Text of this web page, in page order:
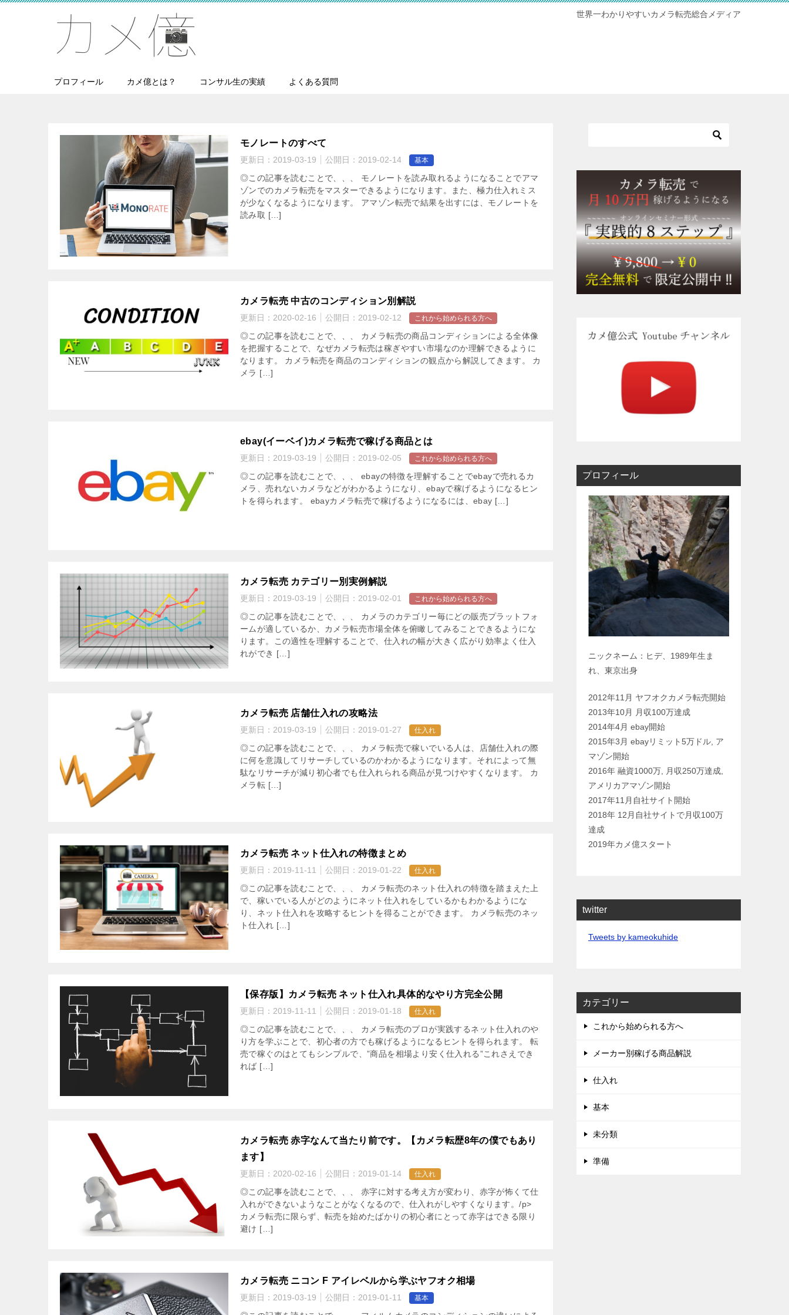
世界一わかりやすいカメラ転売総合メディア
プロフィール カメ億とは？ コンサル生の実績 よくある質問
モノレートのすべて
更新日： 2019-03-19 公開日： 2019-02-14 基本
◎この記事を読むことで、、、 モノレートを読み取れるようになることでアマ
ゾンでのカメラ転売をマスターできるようになります。また、極力仕入れミス
が少なくなるようになります。 アマゾン転売で結果を出すには、モノレートを
読み取 […]
カメラ転売 中古のコンディション別解説
更新日： 2020-02-16 公開日： 2019-02-12 これから始められる方へ
◎この記事を読むことで、、、 カメラ転売の商品コンディションによる全体像
を把握することで、なぜカメラ転売は稼ぎやすい市場なのか理解できるように
なります。 カメラ転売を商品のコンディションの観点から解説してきます。 カ
メラ […]
ebay(イーベイ)カメラ転売で稼げる商品とは
更新日： 2019-03-19 公開日： 2019-02-05 これから始められる方へ
◎この記事を読むことで、、、 ebayの特徴を理解することでebayで売れるカ
メラ、売れないカメラなどがわかるようになり、ebayで稼げるようになるヒン
トを得られます。 ebayカメラ転売で稼げるようになるには、ebay […]
カメラ転売 カテゴリー別実例解説
更新日： 2019-03-19 公開日： 2019-02-01 これから始められる方へ
◎この記事を読むことで、、、 カメラのカテゴリー毎にどの販売プラットフォ
ームが適しているか、カメラ転売市場全体を俯瞰してみることできるようにな
ります。この適性を理解することで、仕入れの幅が大きく広がり効率よく仕入
れができ […]
カメラ転売 店舗仕入れの攻略法
更新日： 2019-03-19 公開日： 2019-01-27 仕入れ
◎この記事を読むことで、、、 カメラ転売で稼いでいる人は、店舗仕入れの際
に何を意識してリサーチしているのかわかるようになります。それによって無
駄なリサーチが減り初心者でも仕入れられる商品が見つけやすくなります。 カ
メラ転 […]
カメラ転売 ネット仕入れの特徴まとめ
更新日： 2019-11-11 公開日： 2019-01-22 仕入れ
◎この記事を読むことで、、、 カメラ転売のネット仕入れの特徴を踏まえた上
で、稼いでいる人がどのようにネット仕入れをしているかもわかるようにな
り、ネット仕入れを攻略するヒントを得ることができます。 カメラ転売のネッ
ト仕入れ […]
【保存版】カメラ転売 ネット仕入れ具体的なやり方完全公開
更新日： 2019-11-11 公開日： 2019-01-18 仕入れ
◎この記事を読むことで、、、 カメラ転売のプロが実践するネット仕入れのや
り方を学ぶことで、初心者の方でも稼げるようになるヒントを得られます。 転
売で稼ぐのはとてもシンプルで、”商品を相場より安く仕入れる”これさえでき
れば […]
カメラ転売 赤字なんて当たり前です。【カメラ転歴8年の僕でもあり
ます】
更新日： 2020-02-16 公開日： 2019-01-14 仕入れ
◎この記事を読むことで、、、 赤字に対する考え方が変わり、赤字が怖くて仕
入れができないようなことがなくなるので、仕入れがしやすくなります。/p>
カメラ転売に限らず、転売を始めたばかりの初心者にとって赤字はできる限り
避け […]
カメラ転売 ニコン F アイレベルから学ぶヤフオク相場
更新日： 2019-03-19 公開日： 2019-01-11 基本
プロフィール
ニックネーム：ヒデ、1989年生ま
れ、東京出身
2012年11月 ヤフオクカメラ転売開始
2013年10月 月収100万達成
2014年4月 ebay開始
2015年3月 ebayリミット5万ドル, ア
マゾン開始
2016年 融資1000万, 月収250万達成,
アメリカアマゾン開始
2017年11月自社サイト開始
2018年 12月自社サイトで月収100万
達成
2019年カメ億スタート
twitter
Tweets by kameokuhide
カテゴリー
これから始められる方へ
メーカー別稼げる商品解説
仕入れ
基本
未分類
準備